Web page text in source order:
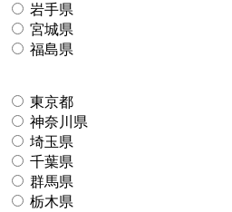
岩手県
宮城県
福島県
東京都
神奈川県
埼玉県
千葉県
群馬県
栃木県